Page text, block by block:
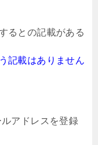
るとの記載がある
記載はありません
アドレスを登録